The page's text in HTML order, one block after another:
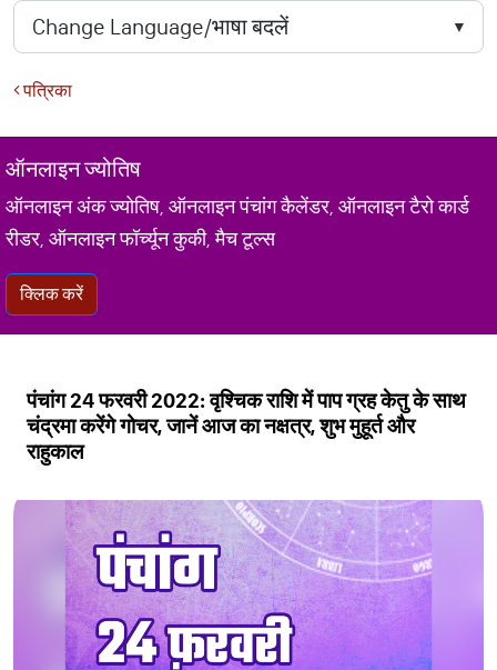
पत्रिका
ऑनलाइन ज्योतिष
ऑनलाइन अंक ज्योतिष, ऑनलाइन पंचांग कैलेंडर, ऑनलाइन टैरो कार्ड
रीडर, ऑनलाइन फॉर्च्यून कुकी, मैच टूल्स
क्लिक करें
पंचांग 24 फरवरी 2022: वृश्चिक राशि में पाप ग्रह केतु के साथ
चंद्रमा करेंगे गोचर, जानें आज का नक्षत्र, शुभ मुहूर्त और
राहुकाल